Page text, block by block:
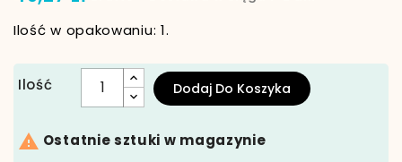
Ilość w opakowaniu: 1.
Ilość Dodaj Do Koszyka
 Ostatnie sztuki w magazynie